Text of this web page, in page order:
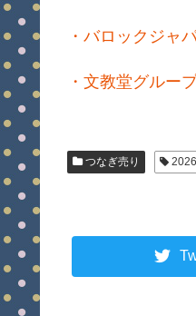
・バロックジャ
・文教堂グルー
つなぎ売り